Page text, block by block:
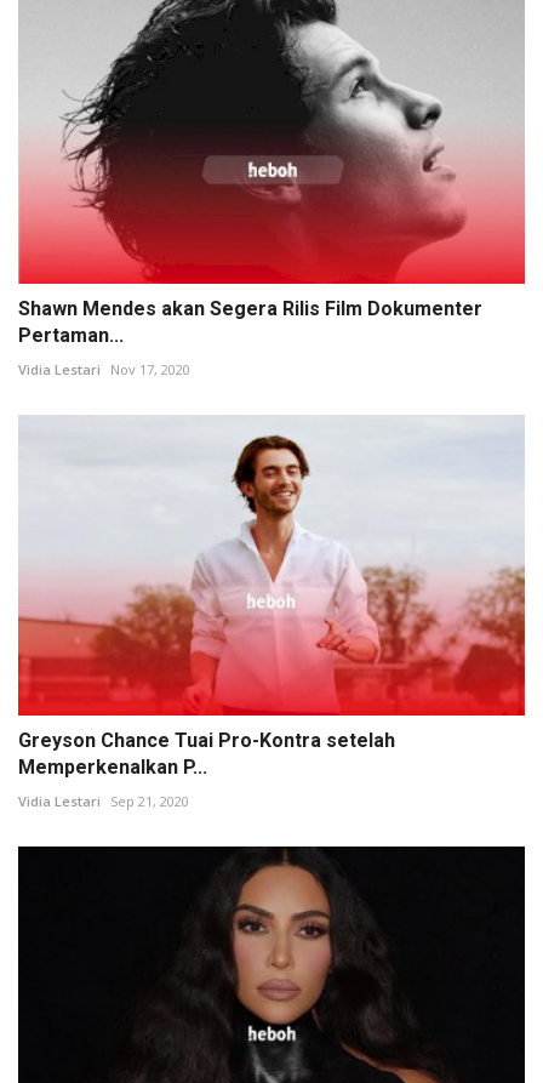
Shawn Mendes akan Segera Rilis Film Dokumenter
Pertaman...
Vidia Lestari Nov 17, 2020
Greyson Chance Tuai Pro-Kontra setelah
Memperkenalkan P...
Vidia Lestari Sep 21, 2020